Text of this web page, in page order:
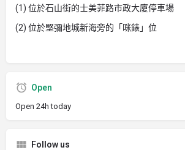
(1) 位於石山街的士美菲路市政大廈停車場
(2) 位於堅彌地城新海旁的「咪錶」位
Open
Open 24h today
Follow us